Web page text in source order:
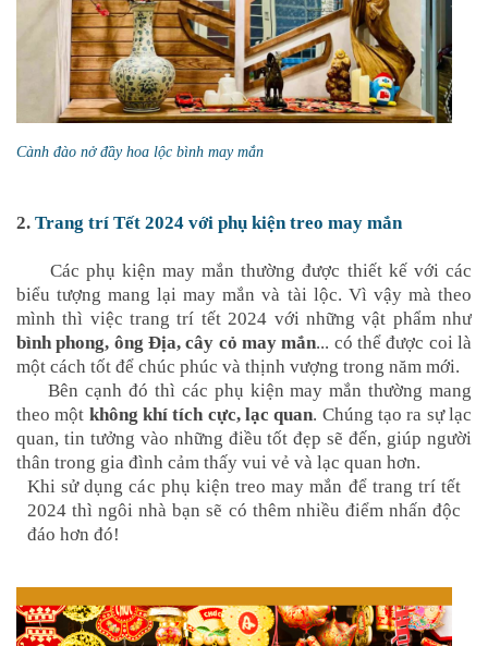
Cành đào nở đầy hoa lộc bình may mắn
2. Trang trí Tết 2024 với phụ kiện treo may mắn
Các phụ kiện may mắn thường được thiết kế với các
biểu tượng mang lại may mắn và tài lộc. Vì vậy mà theo
mình thì việc trang trí tết 2024 với những vật phẩm như
bình phong, ông Địa, cây cỏ may mắn... có thể được coi là
một cách tốt để chúc phúc và thịnh vượng trong năm mới.
Bên cạnh đó thì các phụ kiện may mắn thường mang
theo một không khí tích cực, lạc quan. Chúng tạo ra sự lạc
quan, tin tưởng vào những điều tốt đẹp sẽ đến, giúp người
thân trong gia đình cảm thấy vui vẻ và lạc quan hơn.
Khi sử dụng các phụ kiện treo may mắn để trang trí tết
2024 thì ngôi nhà bạn sẽ có thêm nhiều điểm nhấn độc
đáo hơn đó!